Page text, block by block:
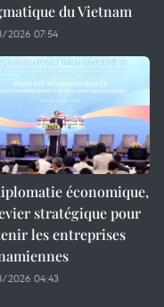
du Vietnam
2026 07:54
économique,
stratégique pour
les entreprises
2026 04:43